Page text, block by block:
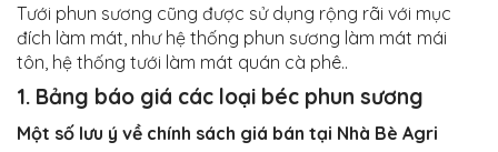
Tưới phun sương cũng được sử dụng rộng rãi với mục
đích làm mát, như hệ thống phun sương làm mát mái
tôn, hệ thống tưới làm mát quán cà phê..
1. Bảng báo giá các loại béc phun sương
Một số lưu ý về chính sách giá bán tại Nhà Bè Agri